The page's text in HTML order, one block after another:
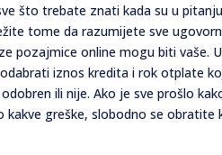
što trebate znati kada su u
tome da razumijete sve
pozajmice online mogu biti
iznos kredita i rok otplate
ili nije. Ako je sve prošlo
kakve greške, slobodno se obratite